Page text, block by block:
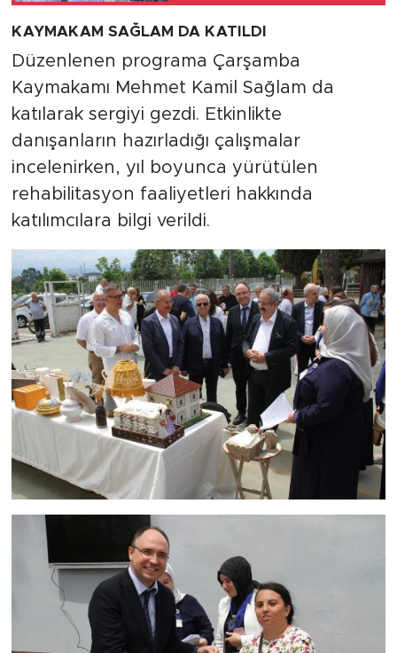
KAYMAKAM SAĞLAM DA KATILDI
Düzenlenen programa Çarşamba
Kaymakamı Mehmet Kamil Sağlam da
katılarak sergiyi gezdi. Etkinlikte
danışanların hazırladığı çalışmalar
incelenirken, yıl boyunca yürütülen
rehabilitasyon faaliyetleri hakkında
katılımcılara bilgi verildi.